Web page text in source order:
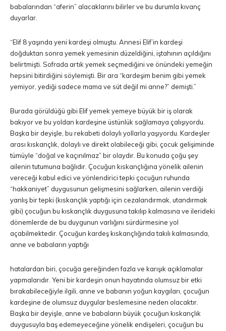
babalarından “aferin” alacaklarını bilirler ve bu durumla kıvanç
duyarlar.
“Elif 8 yaşında yeni kardeşi olmuştu. Annesi Elif’in kardeşi
doğduktan sonra yemek yemesinin düzeldiğini, iştahının açıldığını
belirtmişti. Sofrada artık yemek seçmediğini ve önündeki yemeğin
hepsini bitirdiğini söylemişti. Bir ara “kardeşim benim gibi yemek
yemiyor, yediği sadece mama ve süt değil mi anne?” demişti.”
Burada görüldüğü gibi Elif yemek yemeye büyük bir iş olarak
bakıyor ve bu yoldan kardeşine üstünlük sağlamaya çalışıyordu.
Başka bir deyişle, bu rekabeti dolaylı yollarla yaşıyordu. Kardeşler
arası kıskançlık, dolaylı ve direkt olabileceği gibi, çocuk gelişiminde
tümüyle “doğal ve kaçınılmaz” bir olaydır. Bu konuda çoğu şey
ailenin tutumuna bağlıdır. Çocuğun kıskançlığına yönelik ailenin
vereceği kabul edici ve yönlendirici tepki çocuğun ruhunda
“hakkaniyet” duygusunun gelişmesini sağlarken, ailenin verdiği
yanlış bir tepki (kıskançlık yaptığı için cezalandırmak, utandırmak
gibi) çocuğun bu kıskançlık duygusuna takılıp kalmasına ve ilerideki
dönemlerde de bu duygunun varlığını sürdürmesine yol
açabilmektedir. Çocuğun kardeş kıskançlığında takılı kalmasında,
anne ve babaların yaptığı
hatalardan biri, çocuğa gereğinden fazla ve karışık açıklamalar
yapmalarıdır. Yeni bir kardeşin onun hayatında olumsuz bir etki
bırakabileceğiyle ilgili, anne ve babanın yoğun kaygıları, çocuğun
kardeşine de olumsuz duygular beslemesine neden olacaktır.
Başka bir deyişle, anne ve babaların büyük çocuğun kıskançlık
duygusuyla baş edemeyeceğine yönelik endişeleri, çocuğun bu